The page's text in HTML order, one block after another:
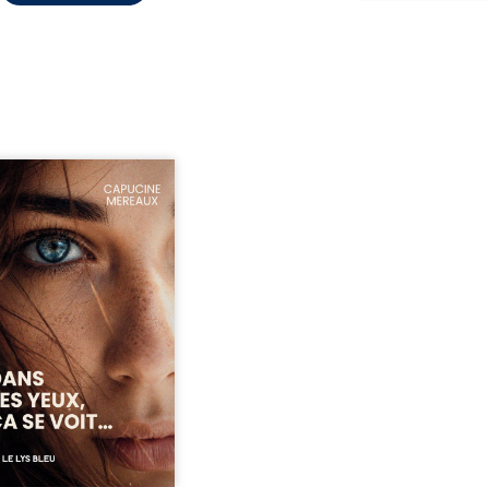
ans, Violette peine à
sa place dans la
Entre timidité,
et peur du
elle avance avec le
d’être différente,
comprendre pleinement
l’habite. Sa rencontre
Louise bouleverse ses
et fait naître en elle
émotions longtemps
Des années plus
alors qu’elle s’apprête à ...